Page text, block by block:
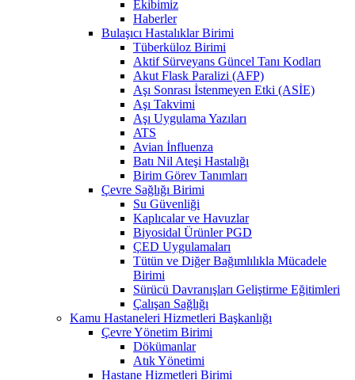
Ekibimiz
Haberler
Bulaşıcı Hastalıklar Birimi
Tüberküloz Birimi
Aktif Sürveyans Güncel Tanı Kodları
Akut Flask Paralizi (AFP)
Aşı Sonrası İstenmeyen Etki (ASİE)
Aşı Takvimi
Aşı Uygulama Yazıları
ATS
Avian İnfluenza
Batı Nil Ateşi Hastalığı
Birim Görev Tanımları
Çevre Sağlığı Birimi
Su Güvenliği
Kaplıcalar ve Havuzlar
Biyosidal Ürünler PGD
ÇED Uygulamaları
Tütün ve Diğer Bağımlılıkla Mücadele
Birimi
Sürücü Davranışları Geliştirme Eğitimleri
Çalışan Sağlığı
Kamu Hastaneleri Hizmetleri Başkanlığı
Çevre Yönetim Birimi
Dökümanlar
Atık Yönetimi
Hastane Hizmetleri Birimi